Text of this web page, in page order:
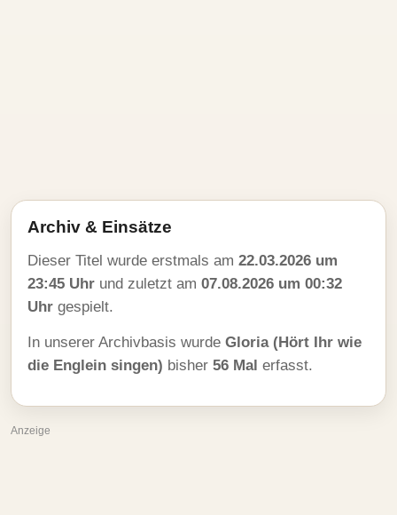
Archiv & Einsätze
Dieser Titel wurde erstmals am 22.03.2026 um
23:45 Uhr und zuletzt am 07.08.2026 um 00:32
Uhr gespielt.
In unserer Archivbasis wurde Gloria (Hört Ihr wie
die Englein singen) bisher 56 Mal erfasst.
Anzeige